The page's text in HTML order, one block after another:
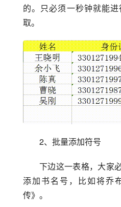
的。只必须一秒钟就能
取。
2、批量添加符号
下边这一表格，大家
添加书名号，比如将乔
传》。